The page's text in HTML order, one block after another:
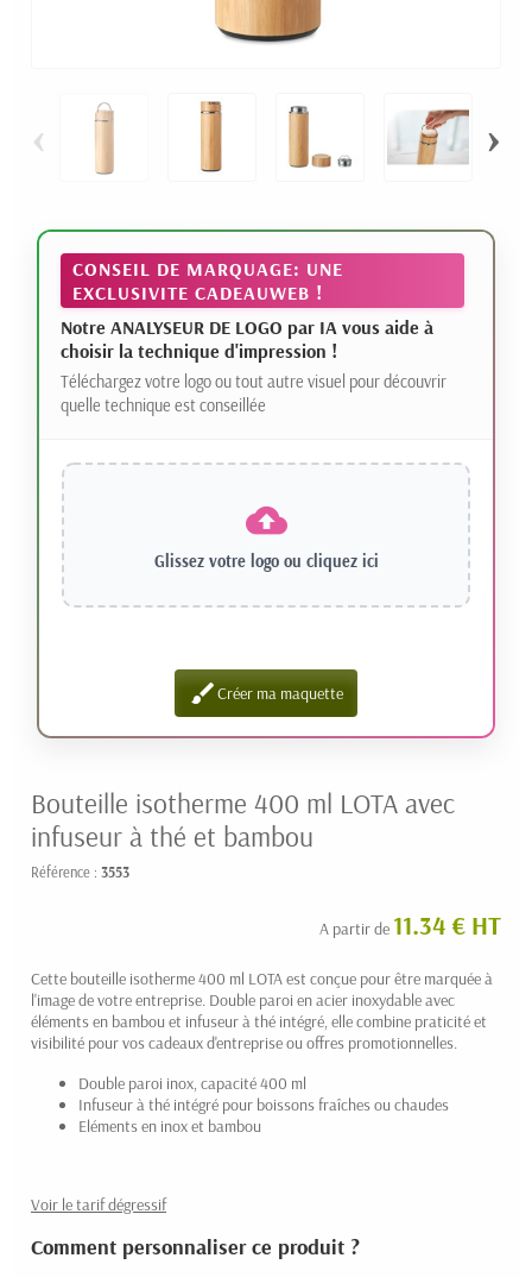
‹ ›
CONSEIL DE MARQUAGE: UNE
EXCLUSIVITE CADEAUWEB !
Notre ANALYSEUR DE LOGO par IA vous aide à
choisir la technique d'impression !
Téléchargez votre logo ou tout autre visuel pour découvrir
quelle technique est conseillée
Glissez votre logo ou cliquez ici
brushCréer ma maquette
Bouteille isotherme 400 ml LOTA avec
infuseur à thé et bambou
Référence : 3553
A partir de 11.34 € HT
Cette bouteille isotherme 400 ml LOTA est conçue pour être marquée à
l'image de votre entreprise. Double paroi en acier inoxydable avec
éléments en bambou et infuseur à thé intégré, elle combine praticité et
visibilité pour vos cadeaux d'entreprise ou offres promotionnelles.
Double paroi inox, capacité 400 ml
Infuseur à thé intégré pour boissons fraîches ou chaudes
Eléments en inox et bambou
Voir le tarif dégressif
Comment personnaliser ce produit ?